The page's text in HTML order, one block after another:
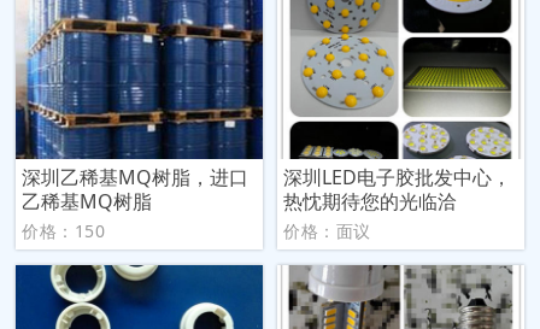
深圳乙稀基MQ树脂，进口
乙稀基MQ树脂
价格：150
深圳LED电子胶批发中心，
热忱期待您的光临洽
价格：面议